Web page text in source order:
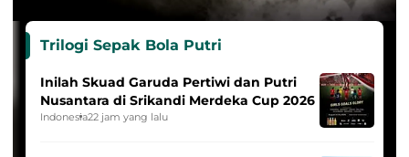
Trilogi Sepak Bola Putri
Inilah Skuad Garuda Pertiwi dan Putri
Nusantara di Srikandi Merdeka Cup 2026
Indonesia22 jam yang lalu